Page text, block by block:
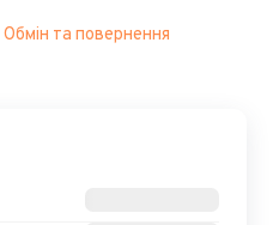
Обмін та повернення